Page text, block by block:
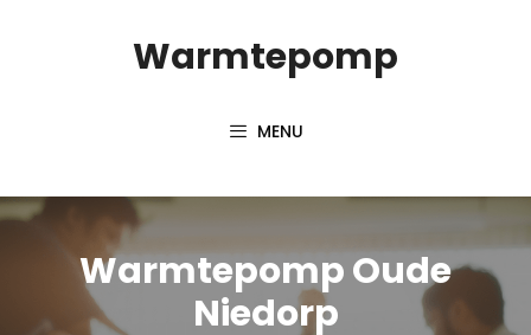
Warmtepomp
MENU
Warmtepomp Oude
Niedorp